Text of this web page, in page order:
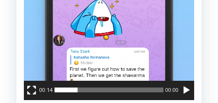
00:00
00:14